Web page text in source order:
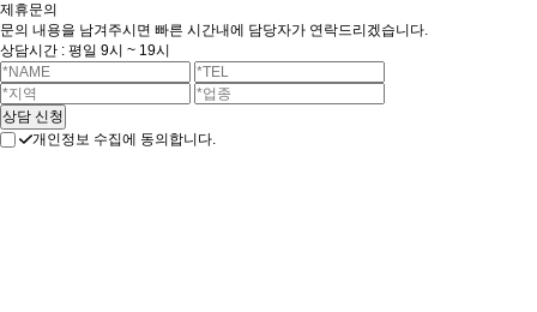
제휴문의
문의 내용을 남겨주시면 빠른 시간내에 담당자가 연락드리겠습니다.
상담시간 : 평일 9시 ~ 19시
개인정보 수집에 동의합니다.